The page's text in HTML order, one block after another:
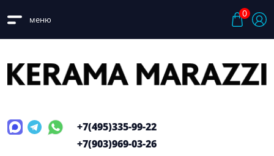
меню
0
+7(495)335-99-22
+7(903)969-03-26